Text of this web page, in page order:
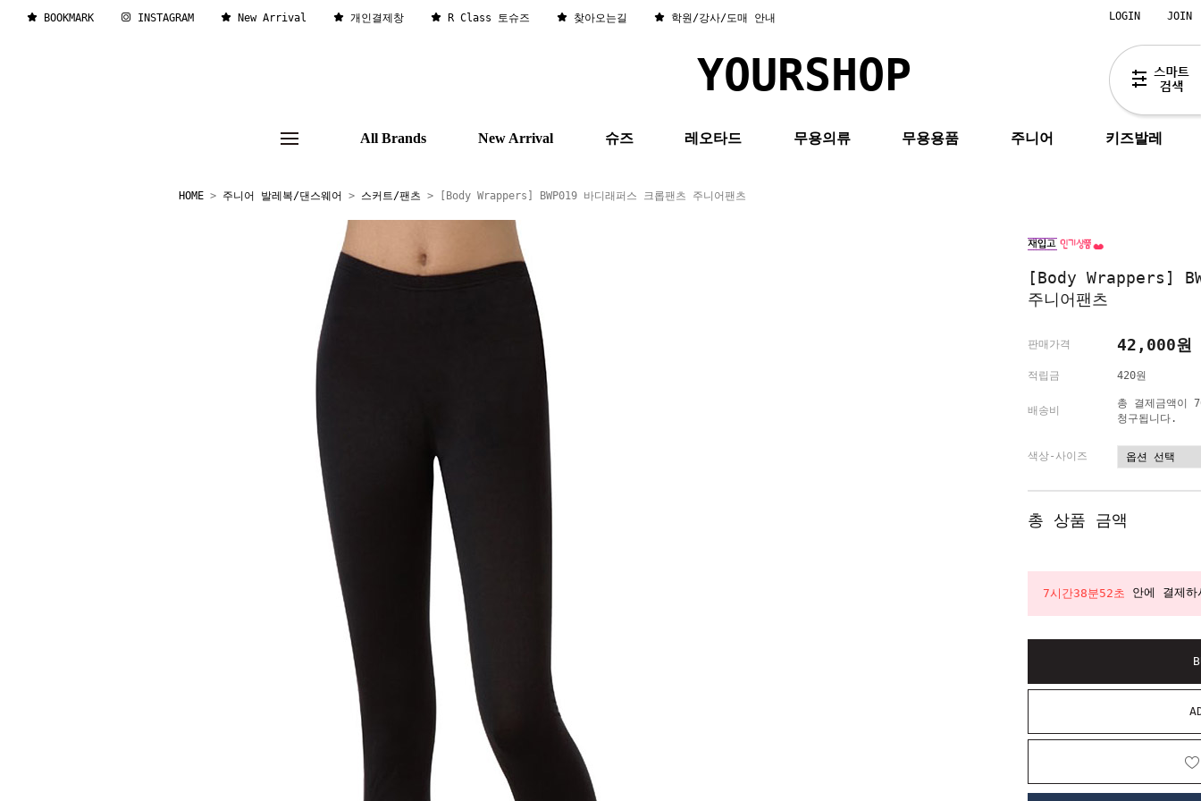
BOOKMARK INSTAGRAM New Arrival 개인결제창 R Class 토슈즈 찾아오는길 학원/강사/도매 안내 LOGIN JOIN
YOURSHOP
All Brands New Arrival 슈즈 레오타드 무용의류 무용용품 주니어 키즈발레
HOME > 주니어 발레복/댄스웨어 > 스커트/팬츠 > [Body Wrappers] BWP019 바디래퍼스 크롭팬츠 주니어팬츠
[Body Wrappers]
주니어팬츠
판매가격 42,000원
적립금 420원
배송비
총 결제금액이
청구됩니다.
색상-사이즈
총 상품 금액
7시간38분51초 안에 결제